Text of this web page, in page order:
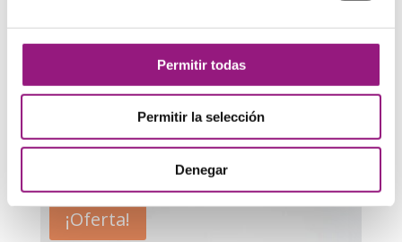
Permitir todas
Permitir la selección
Denegar
Monedero media luna con flor
7,00€ 4,00€
¡Oferta!